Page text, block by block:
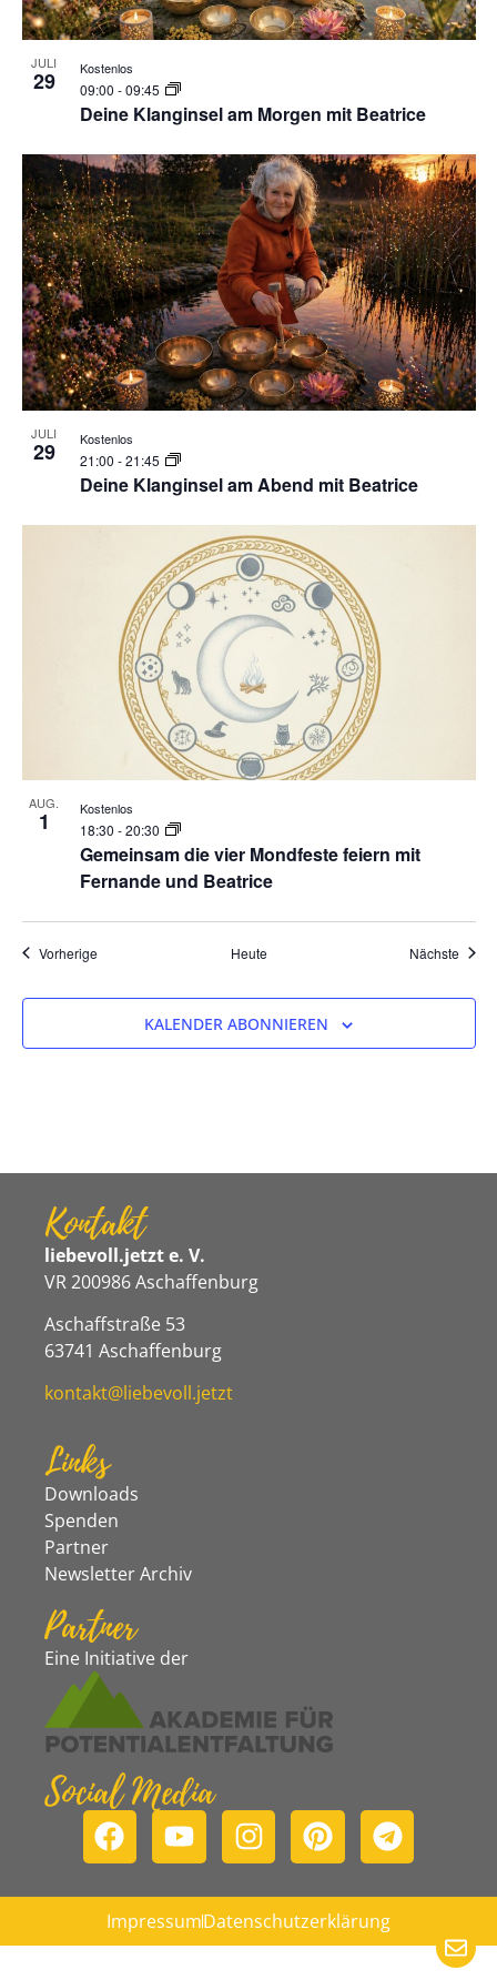
JULI
29
Deine Klanginsel am Morgen mit Beatrice
09:00 -09:45
Kostenlos
JULI
29
Deine Klanginsel am Abend mit Beatrice
21:00 -21:45
Kostenlos
AUG.
1
Gemeinsam die vier Mondfeste feiern mit
Fernande und Beatrice
18:30 -20:30
Kostenlos
VorherigeVeranstaltungen Heute Nächste
KALENDER ABONNIEREN
Kontakt
liebevoll.jetzt e. V.
VR 200986 Aschaffenburg
Aschaffstraße 53
63741 Aschaffenburg
kontakt@liebevoll.jetzt
Links
Downloads
Spenden
Partner
Newsletter Archiv
Partner
Eine Initiative der
Social Media
ImpressumDatenschutzerklärung